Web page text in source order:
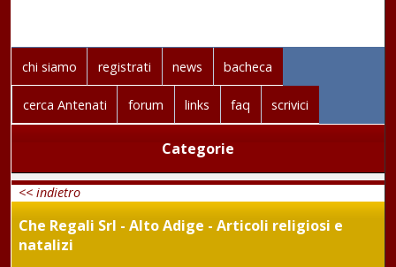
chi siamo registrati news bacheca
cerca Antenati forum links faq scrivici
Categorie
<< indietro
Che Regali Srl - Alto Adige - Articoli religiosi e
natalizi